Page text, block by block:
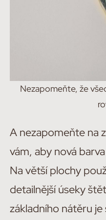
Nezapomeňte, že
A nezapomeňte na
vám, aby nová
Na větší plochy
detailnější úseky
základního nátěru